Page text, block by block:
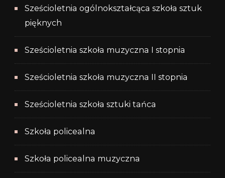
Sześcioletnia ogólnokształcąca szkoła sztuk
pięknych
Sześcioletnia szkoła muzyczna I stopnia
Sześcioletnia szkoła muzyczna II stopnia
Sześcioletnia szkoła sztuki tańca
Szkoła policealna
Szkoła policealna muzyczna